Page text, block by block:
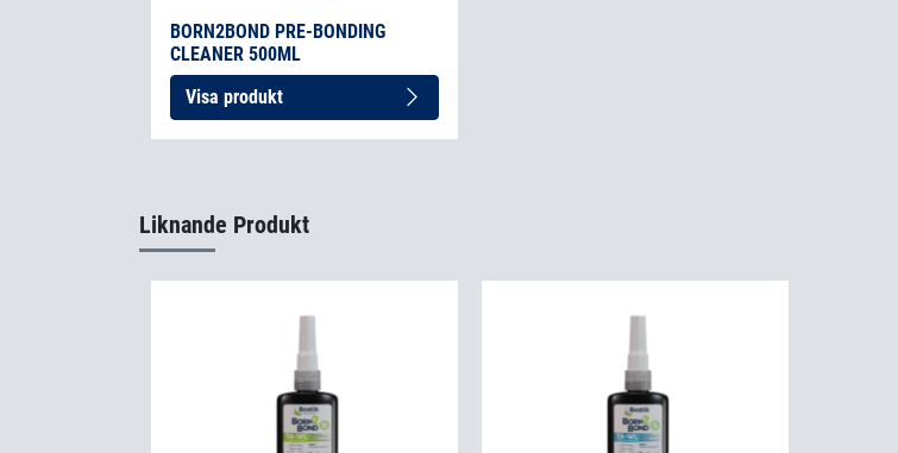
BORN2BOND PRE-BONDING
CLEANER 500ML
Visa produkt
Liknande Produkt